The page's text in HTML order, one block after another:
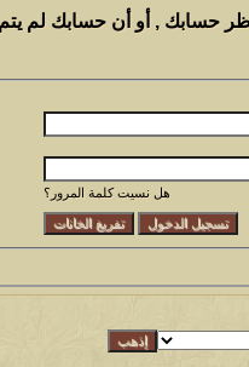
حسابك , أو أن حسابك لم يتم
هل نسيت كلمة المرور؟